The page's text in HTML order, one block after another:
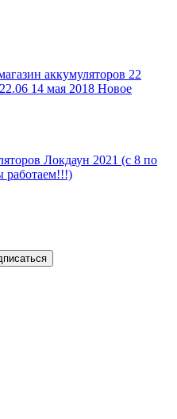
аккумуляторов 22
14 мая 2018 Новое
Локдаун 2021 (с 8 по